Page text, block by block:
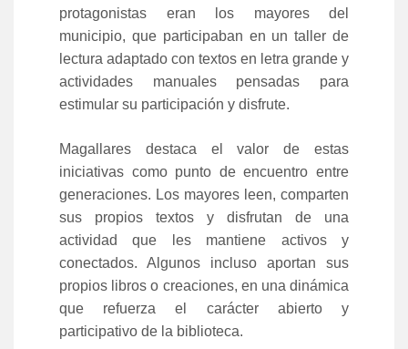
protagonistas eran los mayores del
municipio, que participaban en un taller de
lectura adaptado con textos en letra grande y
actividades manuales pensadas para
estimular su participación y disfrute.
Magallares destaca el valor de estas
iniciativas como punto de encuentro entre
generaciones. Los mayores leen, comparten
sus propios textos y disfrutan de una
actividad que les mantiene activos y
conectados. Algunos incluso aportan sus
propios libros o creaciones, en una dinámica
que refuerza el carácter abierto y
participativo de la biblioteca.